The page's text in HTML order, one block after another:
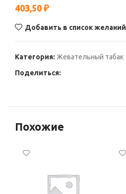
403,50 ₽
Добавить в список желаний
Категория: Жевательный табак
Поделиться:
Похожие